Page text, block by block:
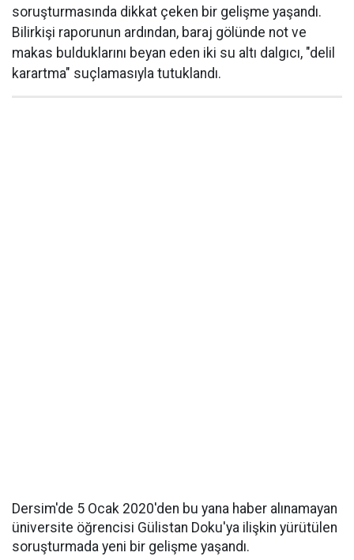
soruşturmasında dikkat çeken bir gelişme yaşandı.
Bilirkişi raporunun ardından, baraj gölünde not ve
makas bulduklarını beyan eden iki su altı dalgıcı, "delil
karartma" suçlamasıyla tutuklandı.
Dersim'de 5 Ocak 2020'den bu yana haber alınamayan
üniversite öğrencisi Gülistan Doku'ya ilişkin yürütülen
soruşturmada yeni bir gelişme yaşandı.